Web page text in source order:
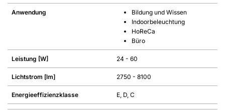
Anwendung
Bildung und Wissen
Indoorbeleuchtung
HoReCa
Büro
Leistung [W] 24 - 60
Lichtstrom [lm] 2750 - 8100
Energieeffizienzklasse E, D, C